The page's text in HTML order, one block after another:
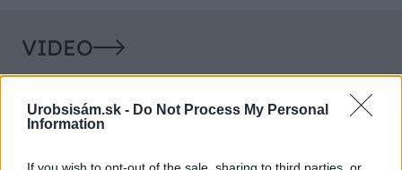
Urobsisám.sk - Do Not Process My Personal
Information
VIDEO